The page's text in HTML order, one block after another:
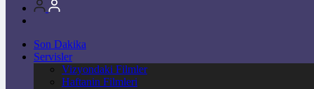
Son Dakika
Servisler
Vizyondaki Filmler
Haftanin Filmleri